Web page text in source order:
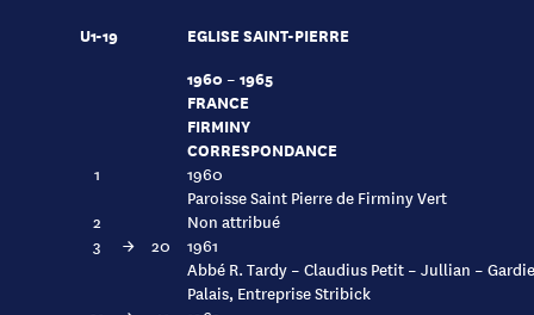
U1-19
EGLISE SAINT-PIERRE
1960 – 1965
FRANCE
FIRMINY
CORRESPONDANCE
1
1960
Paroisse Saint Pierre de Firminy Vert
2
Non attribué
3
→ 20
1961
Abbé R. Tardy – Claudius Petit – Jullian –
Palais, Entreprise Stribick